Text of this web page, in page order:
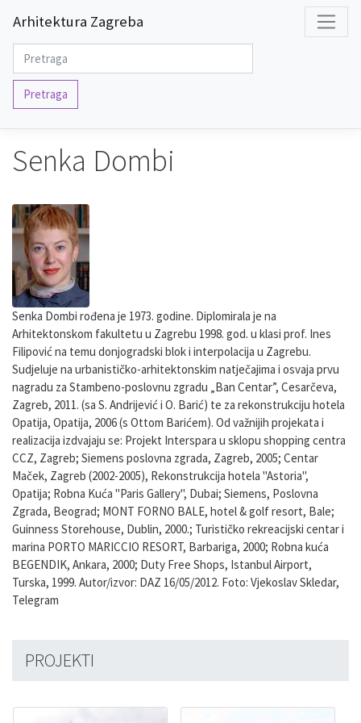
Arhitektura Zagreba
Pretraga
Senka Dombi
Senka Dombi rođena je 1973. godine. Diplomirala je na
Arhitektonskom fakultetu u Zagrebu 1998. god. u klasi prof. Ines
Filipović na temu donjogradski blok i interpolacija u Zagrebu.
Sudjeluje na urbanističko-arhitektonskim natječajima i osvaja prvu
nagradu za Stambeno-poslovnu zgradu „Ban Centar”, Cesarčeva,
Zagreb, 2011. (sa S. Andrijević i O. Barić) te za rekonstrukciju hotela
Opatija, Opatija, 2006 (s Ottom Barićem). Od važnijih projekata i
realizacija izdvajaju se: Projekt Interspara u sklopu shopping centra
CCZ, Zagreb; Siemens poslovna zgrada, Zagreb, 2005; Centar
Maček, Zagreb (2002-2005), Rekonstrukcija hotela "Astoria",
Opatija; Robna Kuća "Paris Gallery", Dubai; Siemens, Poslovna
Zgrada, Beograd; MONT FORNO BALE, hotel & golf resort, Bale;
Guinness Storehouse, Dublin, 2000.; Turističko rekreacijski centar i
marina PORTO MARICCIO RESORT, Barbariga, 2000; Robna kuća
BEGENDIK, Ankara, 2000; Duty Free Shops, Istanbul Airport,
Turska, 1999. Autor/izvor: DAZ 16/05/2012. Foto: Vjekoslav Skledar,
Telegram
PROJEKTI